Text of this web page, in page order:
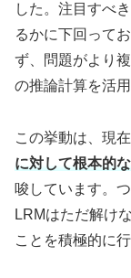
した。注目すべ
るかに下回って
ず、問題がより
の推論計算を活
この挙動は、現
に対して根本的
唆しています。
LRMはただ解け
ことを積極的に